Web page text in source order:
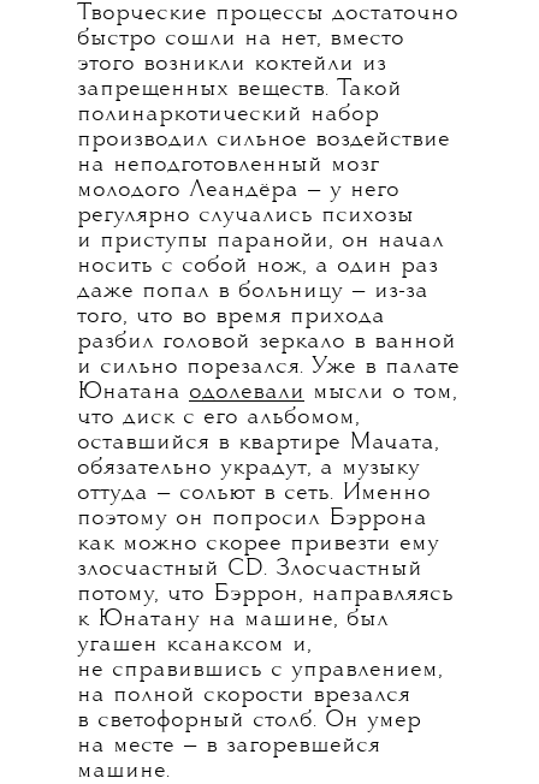
Творческие процессы достаточно
быстро сошли на нет, вместо
этого возникли коктейли из
запрещенных веществ. Такой
полинаркотический набор
производил сильное воздействие
на неподготовленный мозг
молодого Леандёра — у него
регулярно случались психозы
и приступы паранойи, он начал
носить с собой нож, а один раз
даже попал в больницу — из-за
того, что во время прихода
разбил головой зеркало в ванной
и сильно порезался. Уже в палате
Юнатана одолевали мысли о том,
что диск с его альбомом,
оставшийся в квартире Мачата,
обязательно украдут, а музыку
оттуда — сольют в сеть. Именно
поэтому он попросил Бэррона
как можно скорее привезти ему
злосчастный CD. Злосчастный
потому, что Бэррон, направляясь
к Юнатану на машине, был
угашен ксанаксом и,
не справившись с управлением,
на полной скорости врезался
в светофорный столб. Он умер
на месте — в загоревшейся
машине.